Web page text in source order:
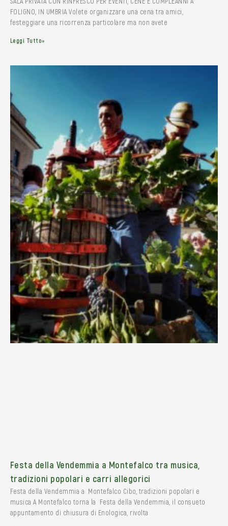
FOLIGNO, IN UMBRIA Volete organizzare una cena tra amici,
festeggiare una ricorrenza particolare ma non avete
Leggi Tutto»
Festa della Vendemmia a Montefalco tra musica,
tradizioni popolari e carri allegorici
Festa della Vendemmia a Montefalco Cibo, tradizioni popolari e
musica A Montefalco torna la Festa della Vendemmia, il consueto
appuntamento di chiusura di Enologica, rivolta